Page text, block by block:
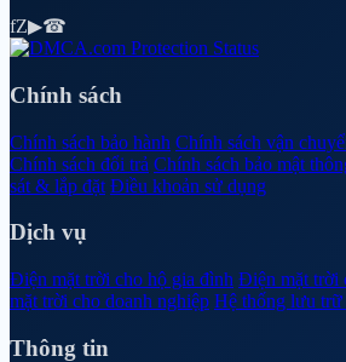
fZ▶☎
Chính sách
Chính sách bảo hành Chính sách vận
Chính sách đổi trả Chính sách bảo mật
sát & lắp đặt Điều khoản sử dụng
Dịch vụ
Điện mặt trời cho hộ gia đình Điện mặt trời
mặt trời cho doanh nghiệp Hệ thống lưu
Thông tin